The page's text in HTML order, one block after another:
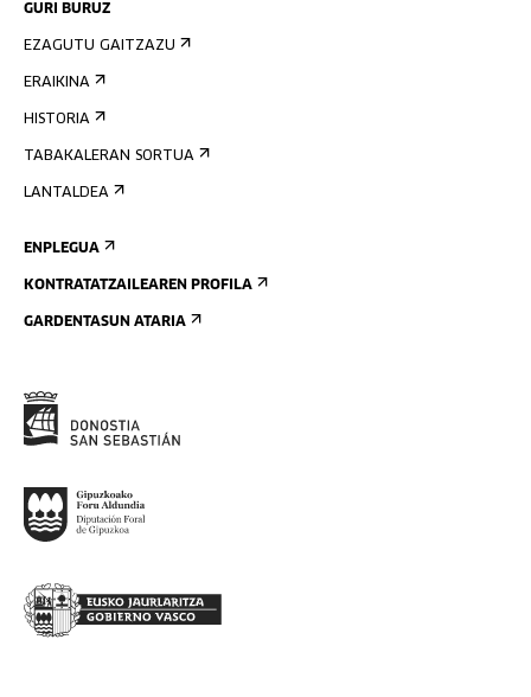
GURI BURUZ
EZAGUTU GAITZAZU
ERAIKINA
HISTORIA
TABAKALERAN SORTUA
LANTALDEA
ENPLEGUA
KONTRATATZAILEAREN PROFILA
GARDENTASUN ATARIA